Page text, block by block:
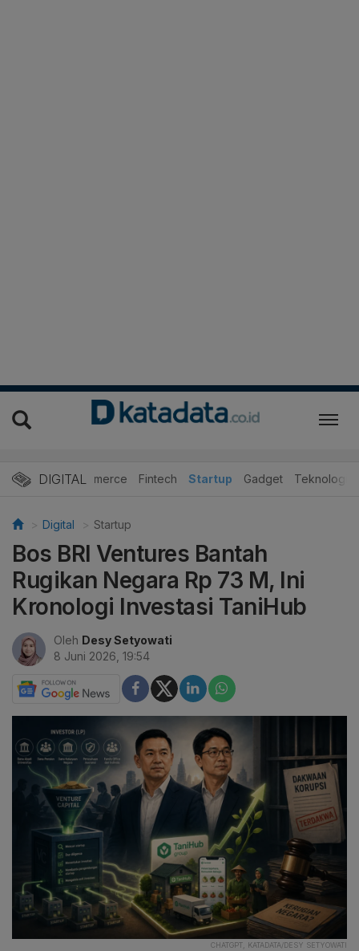
DIGITAL
E-Commerce Fintech Startup Gadget Teknologi
Digital Startup
Bos BRI Ventures Bantah
Rugikan Negara Rp 73 M, Ini
Kronologi Investasi TaniHub
Oleh Desy Setyowati
8 Juni 2026, 19:54
CHATGPT, KATADATA/DESY SETYOWATI